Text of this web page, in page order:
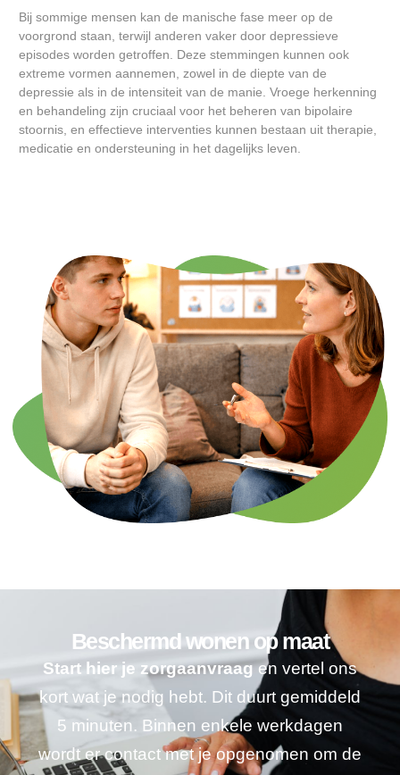
Bij sommige mensen kan de manische fase meer op de
voorgrond staan, terwijl anderen vaker door depressieve
episodes worden getroffen. Deze stemmingen kunnen ook
extreme vormen aannemen, zowel in de diepte van de
depressie als in de intensiteit van de manie. Vroege herkenning
en behandeling zijn cruciaal voor het beheren van bipolaire
stoornis, en effectieve interventies kunnen bestaan uit therapie,
medicatie en ondersteuning in het dagelijks leven.
Beschermd wonen op maat
Start hier je zorgaanvraagen vertel ons
kort wat je nodig hebt. Dit duurt gemiddeld
5 minuten. Binnen enkele werkdagen
wordt er contact met je opgenomen om de